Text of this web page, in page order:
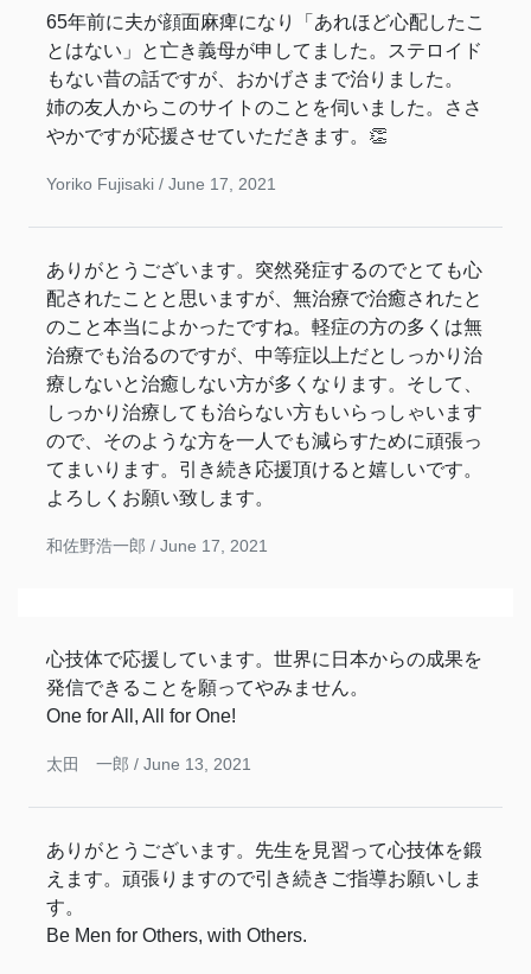
65年前に夫が顔面麻痺になり「あれほど心配したこ
とはない」と亡き義母が申してました。ステロイド
もない昔の話ですが、おかげさまで治りました。
姉の友人からこのサイトのことを伺いました。ささ
やかですが応援させていただきます。👏
Yoriko Fujisaki / June 17, 2021
ありがとうございます。突然発症するのでとても心
配されたことと思いますが、無治療で治癒されたと
のこと本当によかったですね。軽症の方の多くは無
治療でも治るのですが、中等症以上だとしっかり治
療しないと治癒しない方が多くなります。そして、
しっかり治療しても治らない方もいらっしゃいます
ので、そのような方を一人でも減らすために頑張っ
てまいります。引き続き応援頂けると嬉しいです。
よろしくお願い致します。
和佐野浩一郎 / June 17, 2021
心技体で応援しています。世界に日本からの成果を
発信できることを願ってやみません。
One for All, All for One!
太田 一郎 / June 13, 2021
ありがとうございます。先生を見習って心技体を鍛
えます。頑張りますので引き続きご指導お願いしま
す。
Be Men for Others, with Others.